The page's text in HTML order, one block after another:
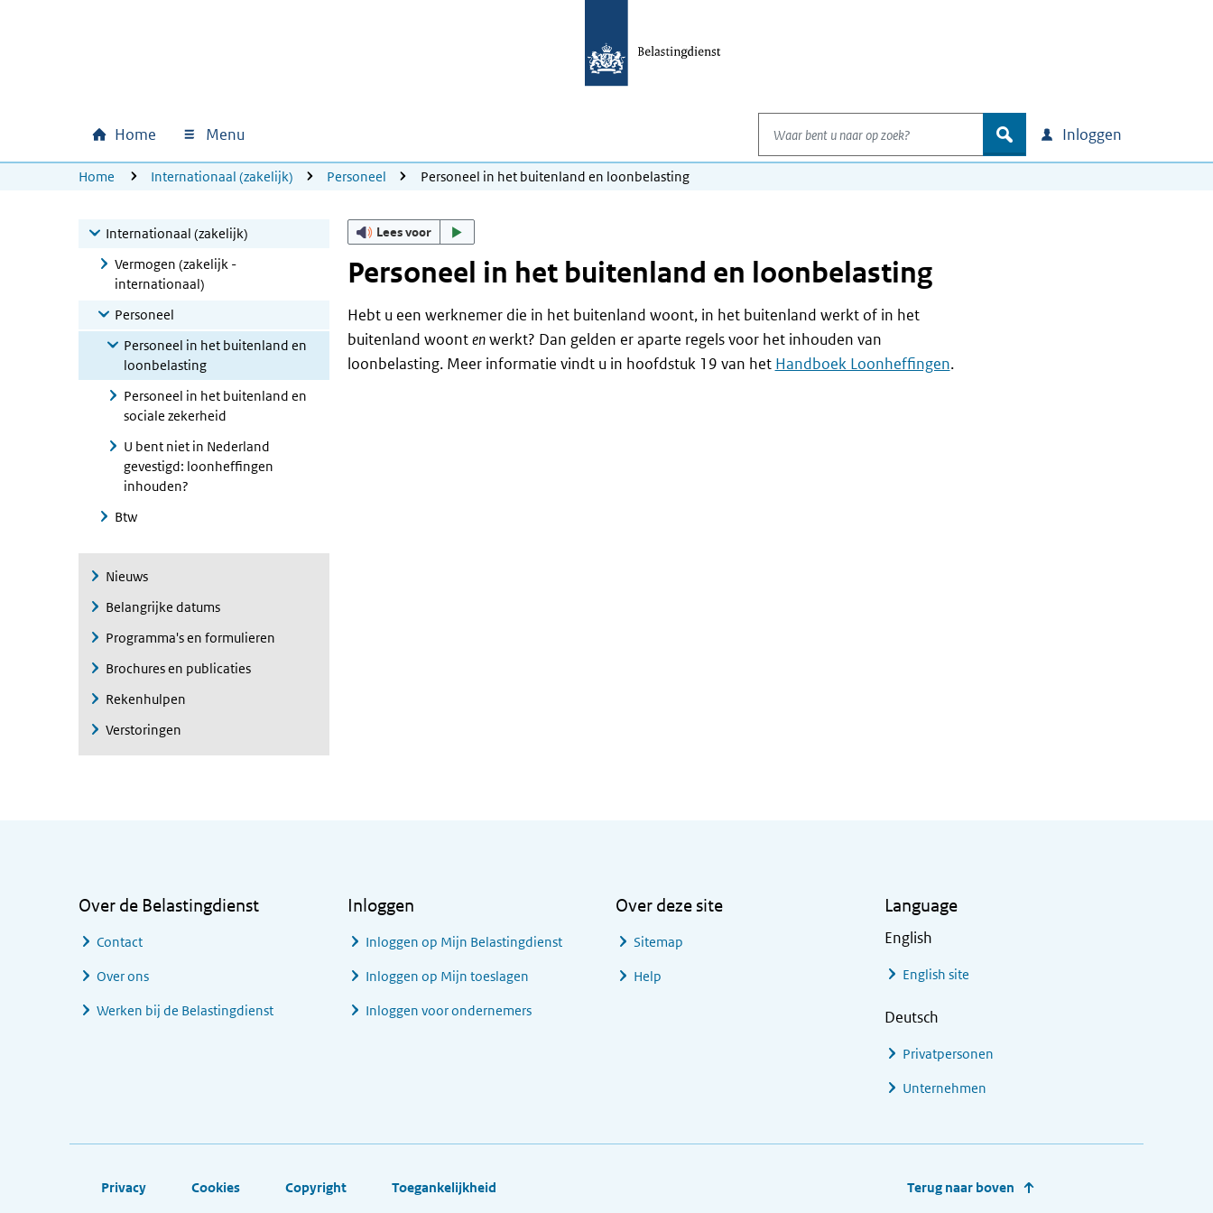
Hoofdnavigatie
Home Menu
Waar bent u naar op zoek?
zoek Inloggen
U bevindt zich hier:
Home Internationaal (zakelijk) Personeel Personeel in het buitenland en loonbelasting
Internationaal (zakelijk)
Vermogen (zakelijk -
internationaal)
Personeel
Personeel in het buitenland en
loonbelasting
Personeel in het buitenland en
sociale zekerheid
U bent niet in Nederland
gevestigd: loonheffingen
inhouden?
Btw
Nieuws
Belangrijke datums
Programma's en formulieren
Brochures en publicaties
Rekenhulpen
Verstoringen
Lees voor
Personeel in het buitenland en loonbelasting
Hebt u een werknemer die in het buitenland woont, in het buitenland werkt of in het
buitenland woontenwerkt? Dan gelden er aparte regels voor het inhouden van
loonbelasting. Meer informatie vindt u in hoofdstuk 19 van het Handboek Loonheffingen.
Over de Belastingdienst
Contact
Over ons
Werken bij de Belastingdienst
Inloggen
Inloggen op Mijn Belastingdienst
Inloggen op Mijn toeslagen
Inloggen voor ondernemers
Over deze site
Sitemap
Help
Language
English
English site
Deutsch
Privatpersonen
Unternehmen
Footer links
Privacy Cookies Copyright Toegankelijkheid Terug naar boven